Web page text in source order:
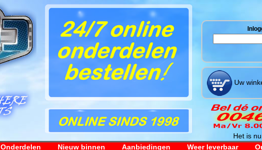
Uw
Het is
Onderdelen
Nieuw binnen Aanbiedingen Weer leverbaar